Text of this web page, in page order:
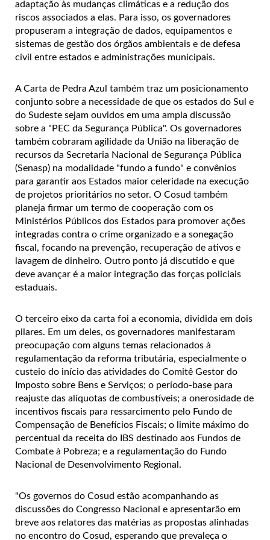
adaptação às mudanças climáticas e a redução dos
riscos associados a elas. Para isso, os governadores
propuseram a integração de dados, equipamentos e
sistemas de gestão dos órgãos ambientais e de defesa
civil entre estados e administrações municipais.
A Carta de Pedra Azul também traz um posicionamento
conjunto sobre a necessidade de que os estados do Sul e
do Sudeste sejam ouvidos em uma ampla discussão
sobre a "PEC da Segurança Pública". Os governadores
também cobraram agilidade da União na liberação de
recursos da Secretaria Nacional de Segurança Pública
(Senasp) na modalidade "fundo a fundo" e convênios
para garantir aos Estados maior celeridade na execução
de projetos prioritários no setor. O Cosud também
planeja firmar um termo de cooperação com os
Ministérios Públicos dos Estados para promover ações
integradas contra o crime organizado e a sonegação
fiscal, focando na prevenção, recuperação de ativos e
lavagem de dinheiro. Outro ponto já discutido e que
deve avançar é a maior integração das forças policiais
estaduais.
O terceiro eixo da carta foi a economia, dividida em dois
pilares. Em um deles, os governadores manifestaram
preocupação com alguns temas relacionados à
regulamentação da reforma tributária, especialmente o
custeio do início das atividades do Comitê Gestor do
Imposto sobre Bens e Serviços; o período-base para
reajuste das alíquotas de combustíveis; a onerosidade de
incentivos fiscais para ressarcimento pelo Fundo de
Compensação de Benefícios Fiscais; o limite máximo do
percentual da receita do IBS destinado aos Fundos de
Combate à Pobreza; e a regulamentação do Fundo
Nacional de Desenvolvimento Regional.
"Os governos do Cosud estão acompanhando as
discussões do Congresso Nacional e apresentarão em
breve aos relatores das matérias as propostas alinhadas
no encontro do Cosud, esperando que prevaleça o